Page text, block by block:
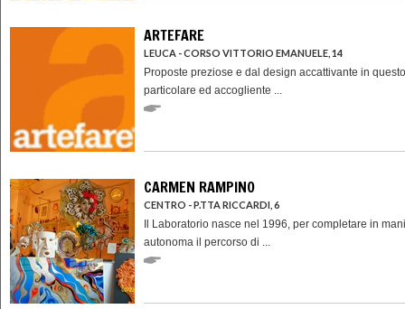
ARTEFARE
LEUCA - CORSO VITTORIO EMANUELE, 14
Proposte preziose e dal design accattivante in questo
particolare ed accogliente ...
CARMEN RAMPINO
CENTRO - P.TTA RICCARDI, 6
Il Laboratorio nasce nel 1996, per completare in
autonoma il percorso di ...